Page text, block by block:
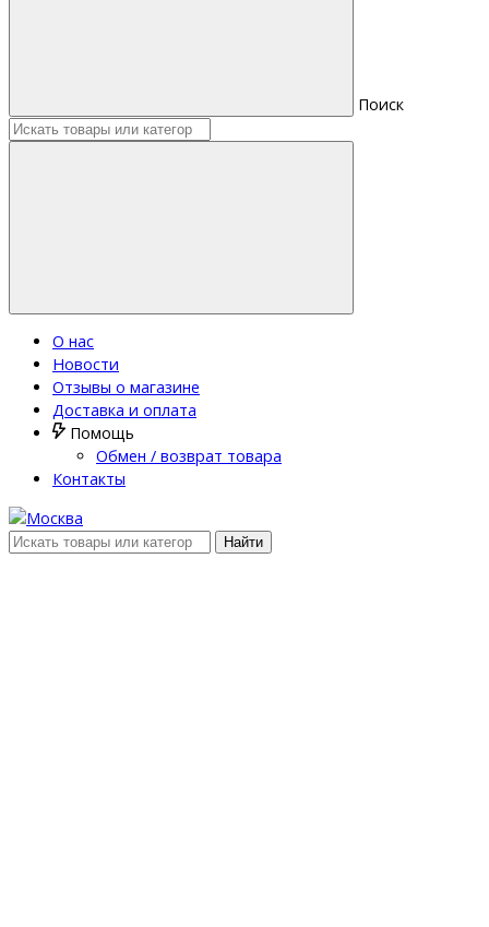
Поиск
О нас
Новости
Отзывы о магазине
Доставка и оплата
Помощь
Обмен / возврат товара
Контакты
Найти